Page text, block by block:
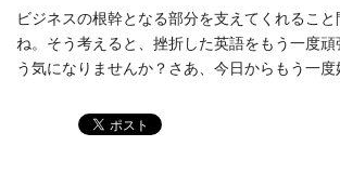
ビジネスの根幹となる部分を支えてくれること
ね。そう考えると、挫折した英語をもう一度
う気になりませんか？さあ、今日からもう一度